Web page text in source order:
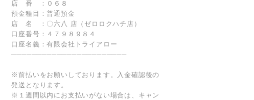
店 番 ：０６８
預金種目：普通預金
店 名 ：〇六八 店（ゼロロクハチ店）
口座番号：４７９８９８４
口座名義：有限会社トライアロー
───────────────────────
※前払いをお願いしております。入金確認後の
発送となります。
※１週間以内にお支払いがない場合は、キャン